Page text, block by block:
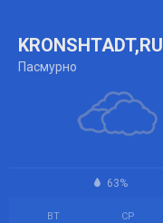
KRONSHTADT,RU
Пасмурно
63%
ВТ СР